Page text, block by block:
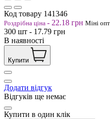
Код товару 141346
Роздрібна ціна - 22.18 грн Міні опт
300 шт - 17.79 грн
В наявності
Купити
Додати відгук
Відгуків ще немає
Купити в один клік